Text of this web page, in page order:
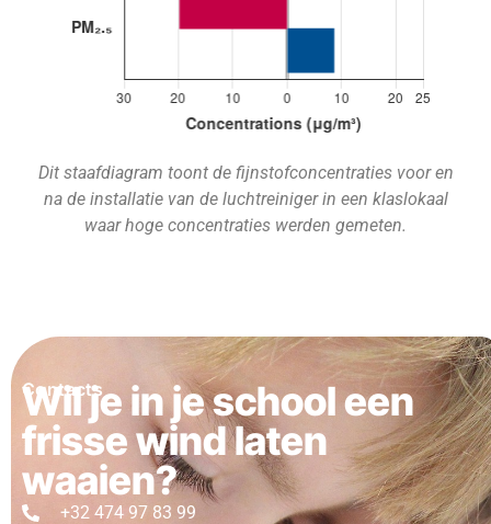
Dit staafdiagram toont de fijnstofconcentraties voor en
na de installatie van de luchtreiniger in een klaslokaal
waar hoge concentraties werden gemeten.
Contacts
Wil je in je school een
frisse wind laten
waaien?
+32 474 97 83 99